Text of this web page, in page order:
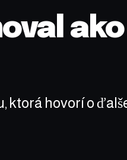
hovorí o